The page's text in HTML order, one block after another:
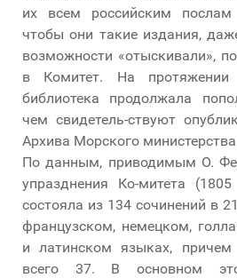
их всем российским
чтобы они такие издания,
возможности «отыскивали»,
в Комитет. На
библиотека продолжала
чем свидетель-ствуют
Архива Морского
По данным, приводимым О.
упразднения Ко-митета
состояла из 134 сочинений в
французском, немецком,
и латинском языках,
всего 37. В основном